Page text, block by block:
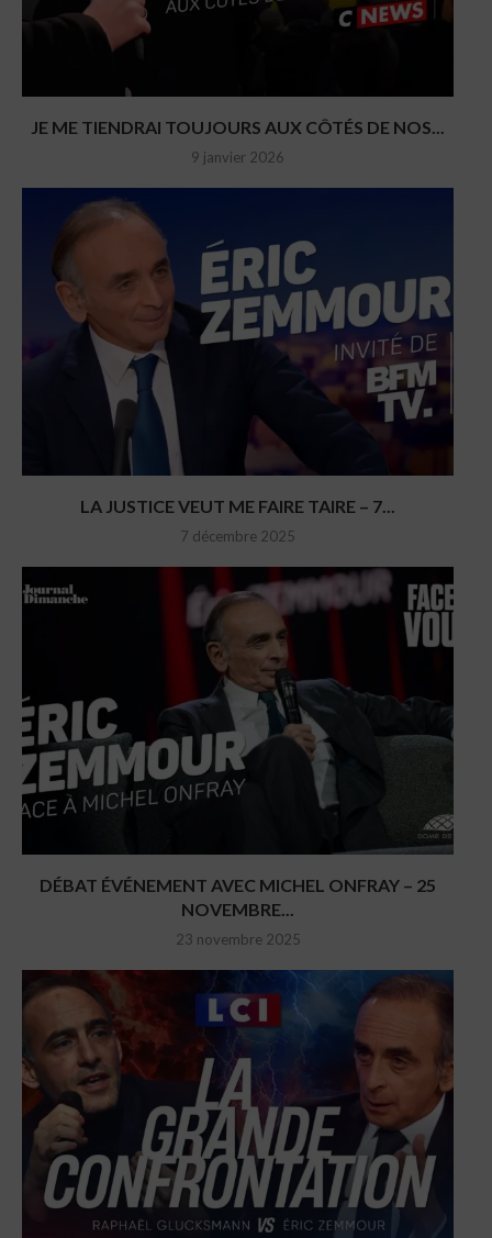
JE ME TIENDRAI TOUJOURS AUX CÔTÉS DE NOS...
9 janvier 2026
LA JUSTICE VEUT ME FAIRE TAIRE – 7...
7 décembre 2025
DÉBAT ÉVÉNEMENT AVEC MICHEL ONFRAY – 25
NOVEMBRE...
23 novembre 2025